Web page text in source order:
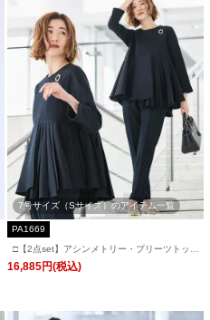
7号サイズ（Sサイズ）のアイテム一覧
PA1669
□【2点set】アシンメトリー・プリーツトップ
ス＆スリムテーパードパンツ「PA1669」
16,885円(税込)